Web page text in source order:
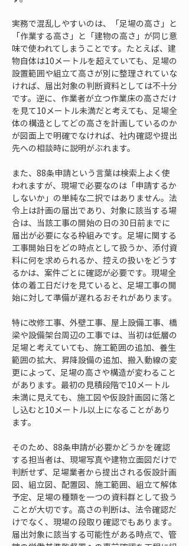
実務で混乱しやすいのは、「足場の高さ」と
「作業する高さ」と「建物の高さ」が同じ意
味で使われてしまうことです。たとえば、建
物自体は10メートルを超えていても、足場の
設置範囲や組立て高さが別に整理されていな
ければ、届出対象の判断資料としては不十分
です。逆に、作業者が立つ作業床の高さだけ
を見て10メートル未満だと考えても、足場全
体の構造としてどの高さを計画しているのか
が図面上で明確でなければ、社内確認や提出
先への相談時に説明がぶれます。
また、88条申請という言葉は検索上よく使
われますが、現場で必要なのは「申請するか
しないか」の単純な二択ではありません。法
令上は計画の届出であり、対象に該当する場
合は、当該工事の開始の日の30日前までに
届出が必要になる枠組みです。足場に関する
工事開始日をどの時点として扱うか、添付資
料に何を求められるか、控えの扱いをどうす
るかは、案件ごとに確認が必要です。現場全
体の着工日だけを見ていると、足場工事の開
始に対して準備が遅れるおそれがあります。
特に改修工事、外壁工事、屋上設備工事、橋
梁や設備架台周辺の工事では、当初は低層の
足場と考えていても、施工範囲の追加、養生
範囲の拡大、昇降設備の追加、搬入動線の変
更によって、足場の高さや構造が変わること
があります。最初の見積段階で10メートル
未満に見えても、施工図や仮設計画図に落と
し込むと10メートル以上になることがあり
ます。
そのため、88条申請が必要かどうかを確認
する担当者は、現場写真や建物立面図だけで
判断せず、足場業者から提出される仮設計画
図、組立図、配置図、施工範囲、組立て解体
予定、足場の種類を一つの資料群として扱う
ことが大切です。高さの判断は、法令確認だ
けでなく、現場の段取り確認でもあります。
届出対象に該当する可能性がある時点で、管